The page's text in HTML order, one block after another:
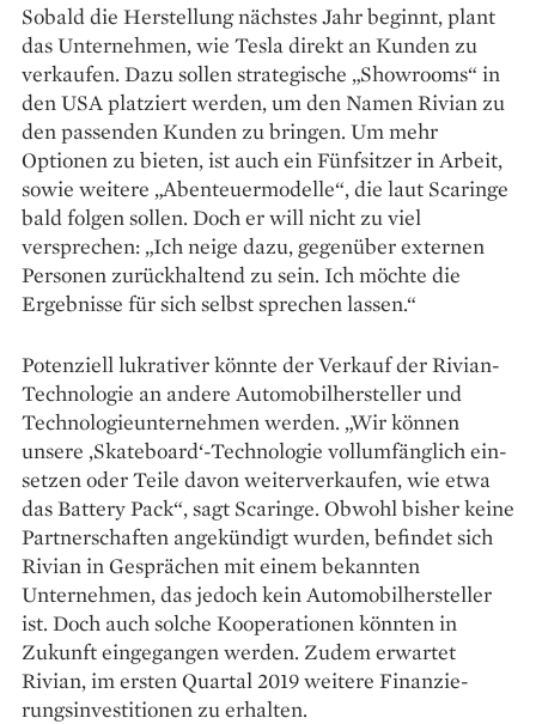
Sobald die Herstellung nächstes Jahr beginnt, plant
das Unternehmen, wie Tesla direkt an Kunden zu
verkaufen. Dazu sollen strategische „Showrooms“ in
den USA platziert werden, um den Namen Rivian zu
den passenden Kunden zu bringen. Um mehr
Optionen zu bieten, ist auch ein Fünfsitzer in Arbeit,
sowie weitere „Abenteuermodelle“, die laut Scaringe
bald folgen sollen. Doch er will nicht zu viel
versprechen: „Ich neige dazu, gegenüber externen
Personen zurückhaltend zu sein. Ich möchte die
Ergebnisse für sich selbst sprechen lassen.“
Potenziell lukrativer könnte der Verkauf der Rivian-
Technologie an andere Automobilhersteller und
Technologieunternehmen werden. „Wir können
unsere ‚Skateboard‘-­Technologie vollumfänglich ein­
setzen oder Teile davon weiterverkaufen, wie etwa
das Battery Pack“, sagt Scaringe. Obwohl bisher keine
Partnerschaften angekündigt wurden, befindet sich
Rivian in Gesprächen mit einem bekannten
Unternehmen, das jedoch kein Automobilhersteller
ist. Doch auch solche Kooperationen könnten in
Zukunft eingegangen werden. Zudem erwartet
Rivian, im ersten Quartal 2019 weitere Finanzie­
rungsinvestitionen zu erhalten.